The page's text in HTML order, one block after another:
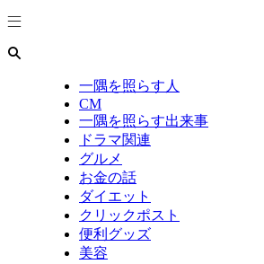
一隅を照らす人
CM
一隅を照らす出来事
ドラマ関連
グルメ
お金の話
ダイエット
クリックポスト
便利グッズ
美容